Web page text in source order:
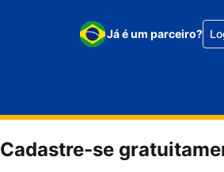
Já é um parceiro?
Cadastre-se